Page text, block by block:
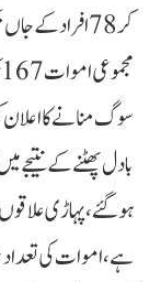
کر 78 افراد
سوگ منانے کا اعلان
ہوگئے، پہاڑی
ہے، اموات کی تعداد